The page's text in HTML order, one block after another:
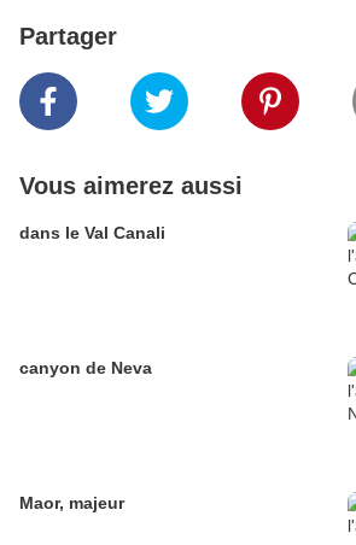
Partager
Vous aimerez aussi
dans le Val Canali
canyon de Neva
Maor, majeur